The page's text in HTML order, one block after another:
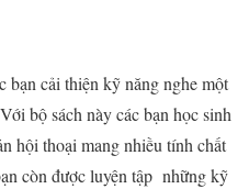
bạn cải thiện kỹ năng nghe một
bộ sách này các bạn học sinh
hội thoại mang nhiều tính chất
còn được luyện tập những kỹ